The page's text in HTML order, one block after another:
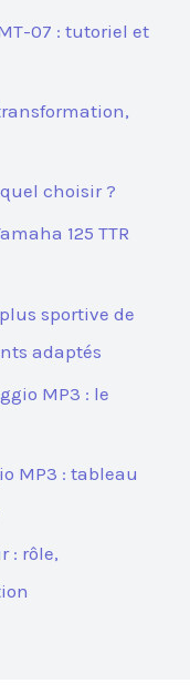
07 : tutoriel et
choisir ?
125 TTR
sportive de
adaptés
MP3 : le
MP3 : tableau
: rôle,